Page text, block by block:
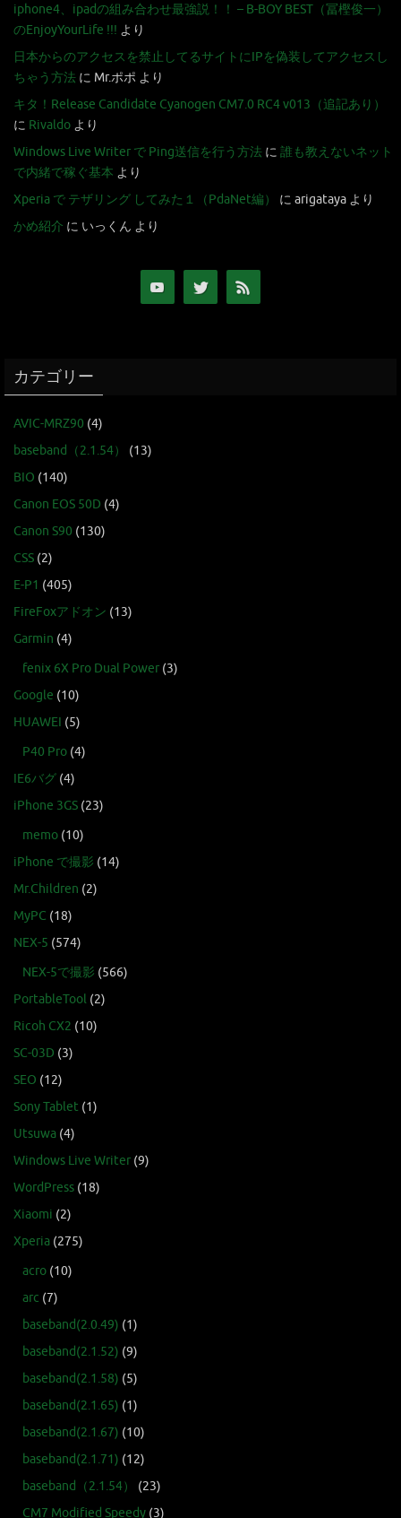
iphone4、ipadの組み合わせ最強説！！ – B-BOY BEST（冨樫俊一）
のEnjoyYourLife !!! より
日本からのアクセスを禁止してるサイトにIPを偽装してアクセスし
ちゃう方法 に Mr.ポポ より
キタ！Release Candidate Cyanogen CM7.0 RC4 v013（追記あり）
に Rivaldo より
Windows Live Writer で Ping送信を行う方法 に 誰も教えないネット
で内緒で稼ぐ基本 より
Xperia で テザリング してみた１（PdaNet編）
に arigataya より
かめ紹介 に いっくん より
カテゴリー
AVIC-MRZ90 (4)
baseband（2.1.54）
(13)
BIO (140)
Canon EOS 50D (4)
Canon S90 (130)
CSS (2)
E-P1 (405)
FireFoxアドオン (13)
Garmin (4)
fenix 6X Pro Dual Power (3)
Google (10)
HUAWEI (5)
P40 Pro (4)
IE6バグ (4)
iPhone 3GS (23)
memo (10)
iPhone で撮影 (14)
Mr.Children (2)
MyPC (18)
NEX-5 (574)
NEX-5で撮影 (566)
PortableTool (2)
Ricoh CX2 (10)
SC-03D (3)
SEO (12)
Sony Tablet (1)
Utsuwa (4)
Windows Live Writer (9)
WordPress (18)
Xiaomi (2)
Xperia (275)
acro (10)
arc (7)
baseband(2.0.49) (1)
baseband(2.1.52) (9)
baseband(2.1.58) (5)
baseband(2.1.65) (1)
baseband(2.1.67) (10)
baseband(2.1.71) (12)
baseband（2.1.54）
(23)
CM7 Modified Speedy (3)